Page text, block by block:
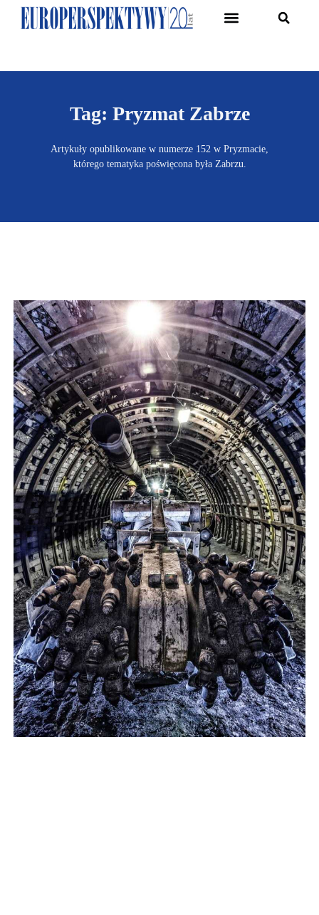
Tag: Pryzmat Zabrze
Artykuły opublikowane w numerze 152 w Pryzmacie,
którego tematyka poświęcona była Zabrzu.